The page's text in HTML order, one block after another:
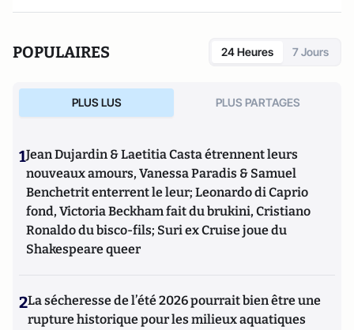
POPULAIRES 24 Heures 7 Jours
PLUS LUS PLUS PARTAGES
1Jean Dujardin & Laetitia Casta étrennent leurs
nouveaux amours, Vanessa Paradis & Samuel
Benchetrit enterrent le leur; Leonardo di Caprio
fond, Victoria Beckham fait du brukini, Cristiano
Ronaldo du bisco-fils; Suri ex Cruise joue du
Shakespeare queer
2La sécheresse de l’été 2026 pourrait bien être une
rupture historique pour les milieux aquatiques